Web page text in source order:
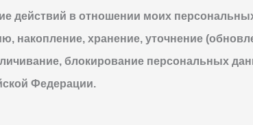
действий в отношении моих
накопление, хранение, уточнение
блокирование персональных
Федерации.